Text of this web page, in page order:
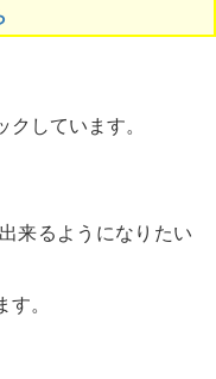
しています。
来るようになりたい
。